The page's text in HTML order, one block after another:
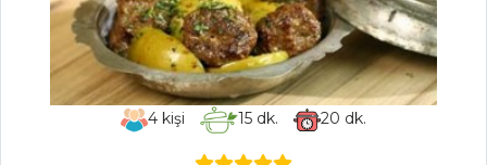
MASTERCHEF
Kavut unu
helvası nasıl
yapılır?
4 kişi 15dk. 20 dk.